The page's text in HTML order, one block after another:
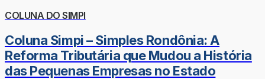
COLUNA DO SIMPI
Coluna Simpi – Simples Rondônia: A
Reforma Tributária que Mudou a História
das Pequenas Empresas no Estado